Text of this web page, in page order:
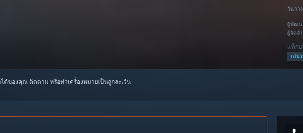
วันวา
ผู้พัฒน
ผู้จัดจ
แท็ก
เล่น
ด้ของคุณ ติดตาม หรือทำเครื่องหมายเป็นถูกละเว้น